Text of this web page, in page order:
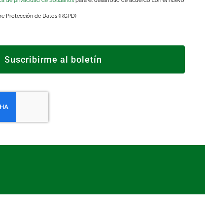
Protección de Datos (RGPD)
Suscribirme al boletín